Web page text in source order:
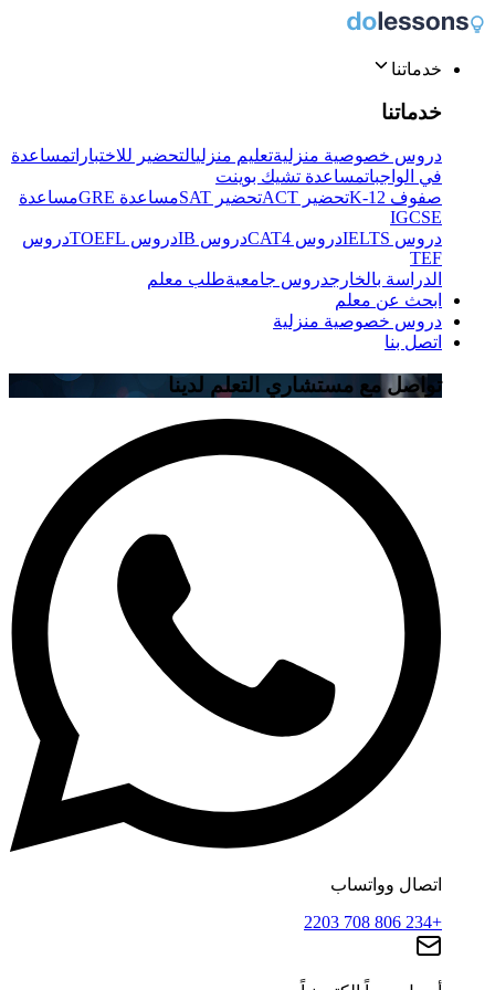
خدماتنا
خدماتنا
دروس خصوصية منزليةتعليم منزليالتحضير للاختباراتمساعدة
في الواجباتمساعدة تشيك بوينت
صفوف K-12
تحضير ACT تحضير SAT مساعدة GRE
مساعدة
IGCSE
دروس IELTS
دروس CAT4 دروس IB دروس TOEFL
دروس
TEF
الدراسة بالخارجدروس جامعيةطلب معلم
ابحث عن معلم
دروس خصوصية منزلية
اتصل بنا
تواصل مع مستشاري التعلم لدينا
اتصال وواتساب
+234 806 708 2203